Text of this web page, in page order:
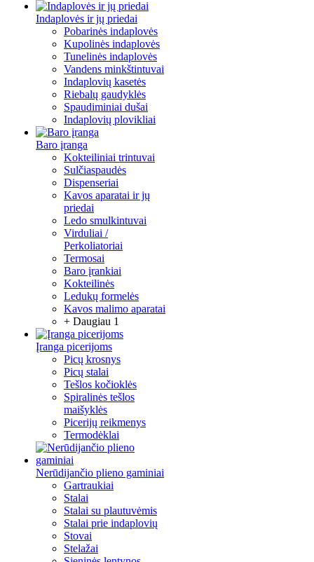
Indaplovės ir jų priedai
Pobarinės indaplovės
Kupolinės indaplovės
Tunelinės indaplovės
Vandens minkštintuvai
Indaplovių kasetės
Riebalų gaudyklės
Spaudiminiai dušai
Indaplovių plovikliai
Baro įranga
Kokteiliniai trintuvai
Sulčiaspaudės
Dispenseriai
Kavos aparatai ir jų
priedai
Ledo smulkintuvai
Virduliai /
Perkoliatoriai
Termosai
Baro įrankiai
Kokteilinės
Ledukų formelės
Kavos malimo aparatai
+ Daugiau 1
Įranga picerijoms
Picų krosnys
Picų stalai
Tešlos kočioklės
Spiralinės tešlos
maišyklės
Picerijų reikmenys
Termodėklai
Nerūdijančio plieno gaminiai
Gartraukiai
Stalai
Stalai su plautuvėmis
Stalai prie indaplovių
Stovai
Stelažai